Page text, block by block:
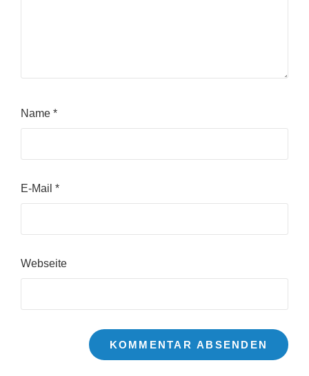
Name *
E-Mail *
Webseite